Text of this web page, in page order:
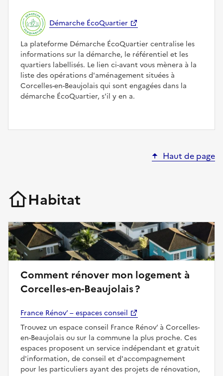
Démarche ÉcoQuartier
La plateforme Démarche ÉcoQuartier centralise les
informations sur la démarche, le référentiel et les
quartiers labellisés. Le lien ci-avant vous mènera à la
liste des opérations d'aménagement situées à
Corcelles-en-Beaujolais qui sont engagées dans la
démarche ÉcoQuartier, s'il y en a.
Haut de page
Habitat
Comment rénover mon logement à
Corcelles-en-Beaujolais ?
France Rénov’ – espaces conseil
Trouvez un espace conseil France Rénov’ à Corcelles-
en-Beaujolais ou sur la commune la plus proche. Ces
espaces proposent un service indépendant et gratuit
d'information, de conseil et d'accompagnement
pour les particuliers ayant des projets de rénovation,